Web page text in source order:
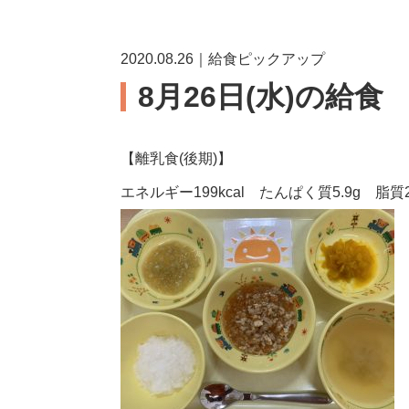
2020.08.26｜給食ピックアップ
8月26日(水)の給食
【離乳食(後期)】
エネルギー199kcal たんぱく質5.9g 脂質